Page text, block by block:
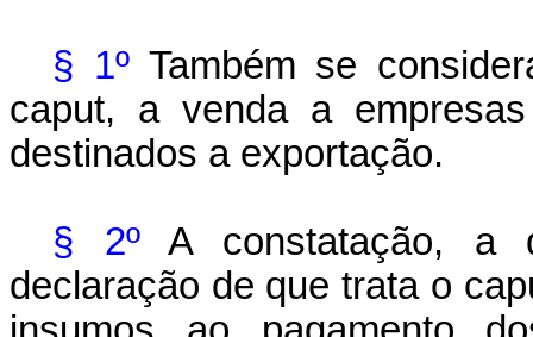
§ 1º Também se
caput, a venda a
destinados aexportação.
§ 2ºA constatação, a
declaração de que trata o